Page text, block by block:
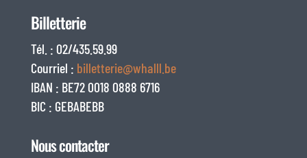
Billetterie
Tél. : 02/435.59.99
Courriel : billetterie@whalll.be
IBAN : BE72 0018 0888 6716
BIC : GEBABEBB
Nous contacter